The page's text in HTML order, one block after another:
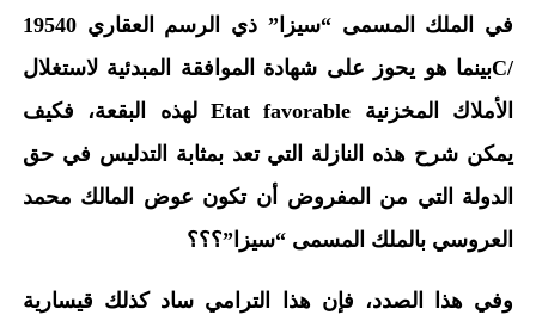
في الملك المسمى “سيزا” ذي الرسم العقاري 19540
/Cبينما هو يحوز على شهادة الموافقة المبدئية لاستغلال
الأملاك المخزنية Etat favorable لهذه البقعة، فكيف
يمكن شرح هذه النازلة التي تعد بمثابة التدليس في حق
الدولة التي من المفروض أن تكون عوض المالك محمد
العروسي بالملك المسمى “سيزا”؟؟؟
وفي هذا الصدد، فإن هذا الترامي ساد كذلك قيسارية